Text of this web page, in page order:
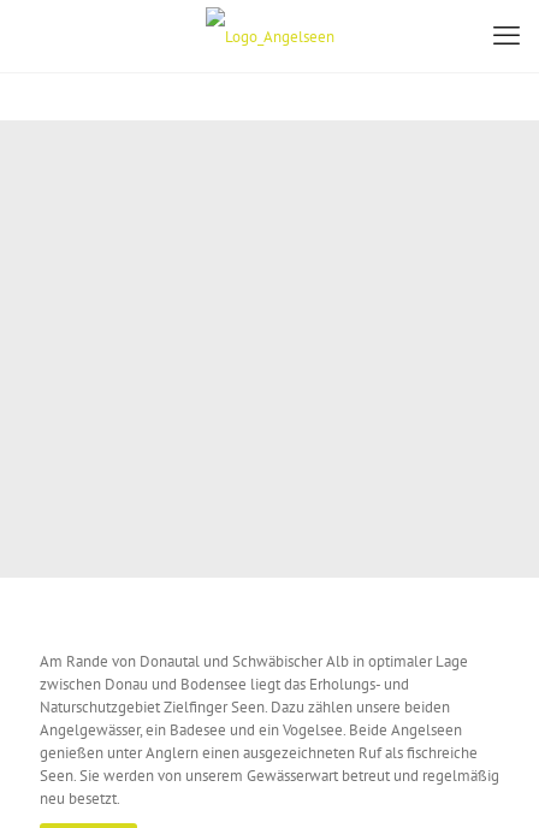
Am Rande von Donautal und Schwäbischer Alb in optimaler Lage
zwischen Donau und Bodensee liegt das Erholungs- und
Naturschutzgebiet Zielfinger Seen. Dazu zählen unsere beiden
Angelgewässer, ein Badesee und ein Vogelsee. Beide Angelseen
genießen unter Anglern einen ausgezeichneten Ruf als fischreiche
Seen. Sie werden von unserem Gewässerwart betreut und regelmäßig
neu besetzt.